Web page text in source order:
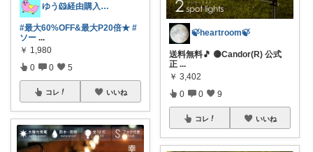
ゆう🐹経由購入感謝🙇‍♀️
#最大60%OFF&最大P20倍★ #
ソー ...
￥ 1,980
0 0 5
コレ いいね
🍃heartroom🍃
送料無料🎵 🟡Candor(R) 公式
正 ...
￥ 3,402
0 0 9
コレ いいね